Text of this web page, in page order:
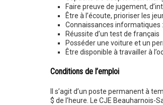
Faire preuve de jugement,
Être à l’écoute, prioriser les
Connaissances informatiques
Réussite d’un test de français
Posséder une voiture et un
Être disponible à travailler à
Conditions de l’emploi
Il s’agit d’un poste permanent à
$ de l’heure. Le CJE